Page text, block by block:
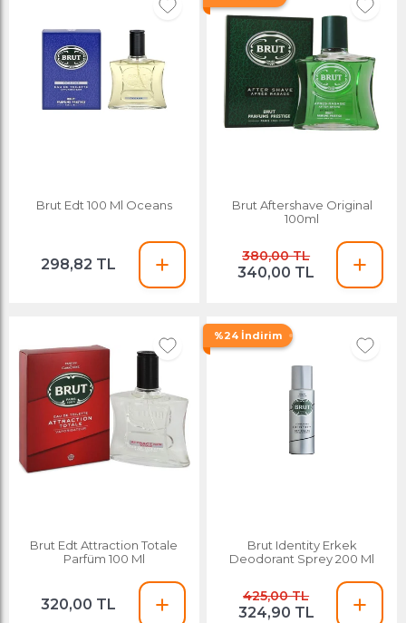
Brut Edt 100 Ml Oceans
298,82 TL
Brut Aftershave Original
100ml
380,00 TL
340,00 TL
Brut Edt Attraction Totale
Parfüm 100 Ml
320,00 TL
%24 İndirim
Brut Identity Erkek
Deodorant Sprey 200 Ml
425,00 TL
324,90 TL